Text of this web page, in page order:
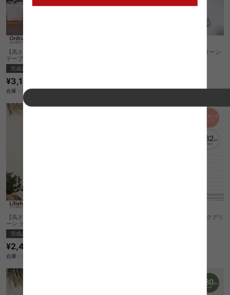
【高さ42cm】Ordrup フェイクグリーン
テーブルヤシ ペーパーポット
完成品
¥3,180
在庫：〇
【高さ43cm】Ordrup フェイクグリーン
【高さ48cm】Lillehammer フェイクグリ
ーン グリーンネックレス
完成品
¥2,420
在庫：〇
【高さ32cm】Lillehammer フェイクグリ